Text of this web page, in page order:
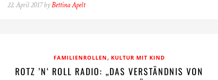
22. April 2017 byBettina Apelt
FAMILIENROLLEN , KULTUR MIT KIND
ROTZ ’N‘ ROLL RADIO: „DAS VERSTÄNDNIS VON